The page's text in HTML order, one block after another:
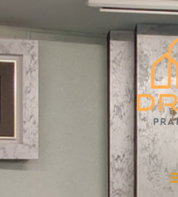
Start
Über “Drita”
Veranstaltungen